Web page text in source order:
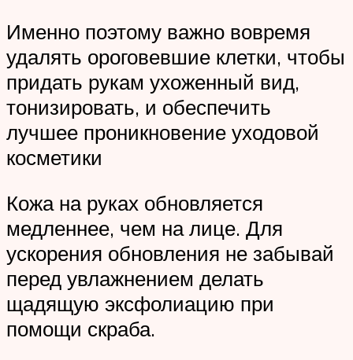
Именно поэтому важно вовремя
удалять ороговевшие клетки, чтобы
придать рукам ухоженный вид,
тонизировать, и обеспечить
лучшее проникновение уходовой
косметики
Кожа на руках обновляется
медленнее, чем на лице. Для
ускорения обновления не забывай
перед увлажнением делать
щадящую эксфолиацию при
помощи скраба.